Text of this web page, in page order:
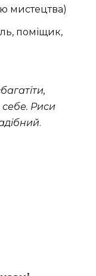
мистецтва)
поміщик,
себе. Риси
.